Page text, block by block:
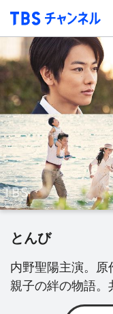
とんび
内野聖陽主演。原
親子の絆の物語。